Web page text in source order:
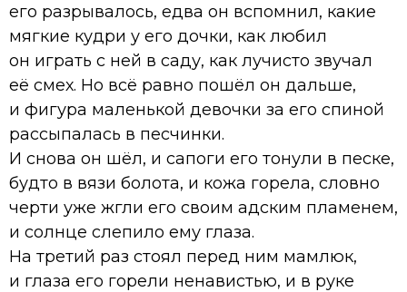
его разрывалось, едва он вспомнил, какие
мягкие кудри у его дочки, как любил
он играть с ней в саду, как лучисто звучал
её смех. Но всё равно пошёл он дальше,
и фигура маленькой девочки за его спиной
рассыпалась в песчинки.
И снова он шёл, и сапоги его тонули в песке,
будто в вязи болота, и кожа горела, словно
черти уже жгли его своим адским пламенем,
и солнце слепило ему глаза.
На третий раз стоял перед ним мамлюк,
и глаза его горели ненавистью, и в руке